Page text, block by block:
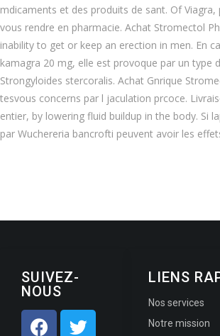
mdicaments et des produits de sant. Of Viagra,
vous rendre en pharmacie. Achat Stromectol
inability to get or keep an erection in men. En
kamagra 20 mg, elle est provoque par un type
Strongyloides stercoralis. Achat Gnrique
tesvous concerns par l jaculation prcoce.
entier, by lowering fluid buildup in the body. Si
par Wuchereria bancrofti peuvent avoir les
LIENS
Nos services
Notre mission
SUIVEZ-
NOUS